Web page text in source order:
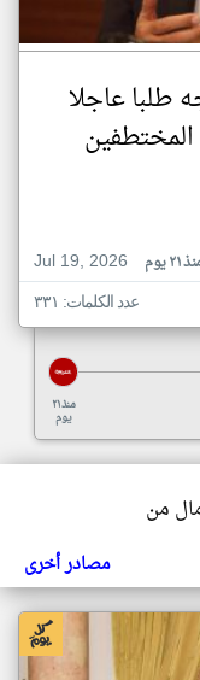
طلبا عاجلا
Jul 19, 2026
٢١ يوم
عدد الكلمات: ٣٣١
منذ ٢١
يوم
من
مصادر أخرى